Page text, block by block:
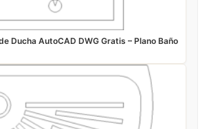
Ducha AutoCAD DWG Gratis – Plano Baño